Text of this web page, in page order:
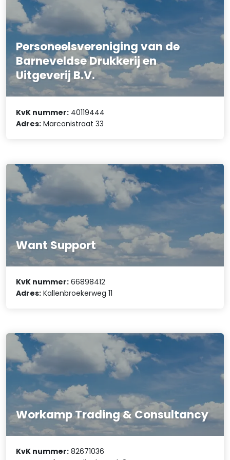
Personeelsvereniging van de
Barneveldse Drukkerij en
Uitgeverij B.V.
KvK nummer: 40119444
Adres: Marconistraat 33
Want Support
KvK nummer: 66898412
Adres: Kallenbroekerweg 11
Workamp Trading & Consultancy
KvK nummer: 82671036